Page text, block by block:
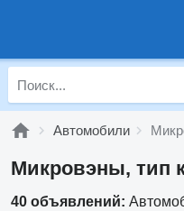
Автомобили
Микровэны, тип
40 объявлений: